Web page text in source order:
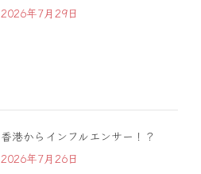
2026年7月29日
香港からインフルエンサー！？
2026年7月26日